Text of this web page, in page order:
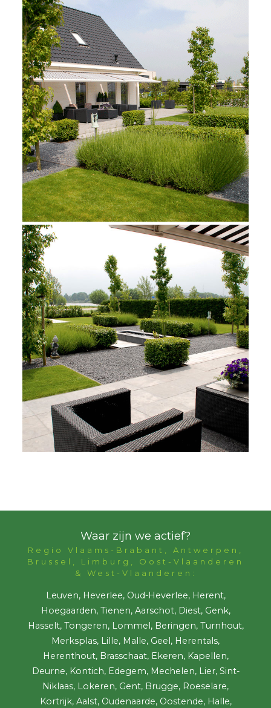
Waar zijn we actief?
Regio Vlaams-Brabant, Antwerpen,
Brussel, Limburg, Oost-Vlaanderen
& West-Vlaanderen:
Leuven, Heverlee, Oud-Heverlee, Herent,
Hoegaarden, Tienen, Aarschot, Diest, Genk,
Hasselt, Tongeren, Lommel, Beringen, Turnhout,
Merksplas, Lille, Malle, Geel, Herentals,
Herenthout, Brasschaat, Ekeren, Kapellen,
Deurne, Kontich, Edegem, Mechelen, Lier, Sint-
Niklaas, Lokeren, Gent, Brugge, Roeselare,
Kortrijk, Aalst, Oudenaarde, Oostende, Halle,